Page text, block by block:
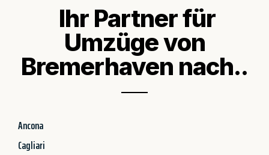
Ihr Partner für
Umzüge von
Bremerhaven nach..
Ancona
Cagliari